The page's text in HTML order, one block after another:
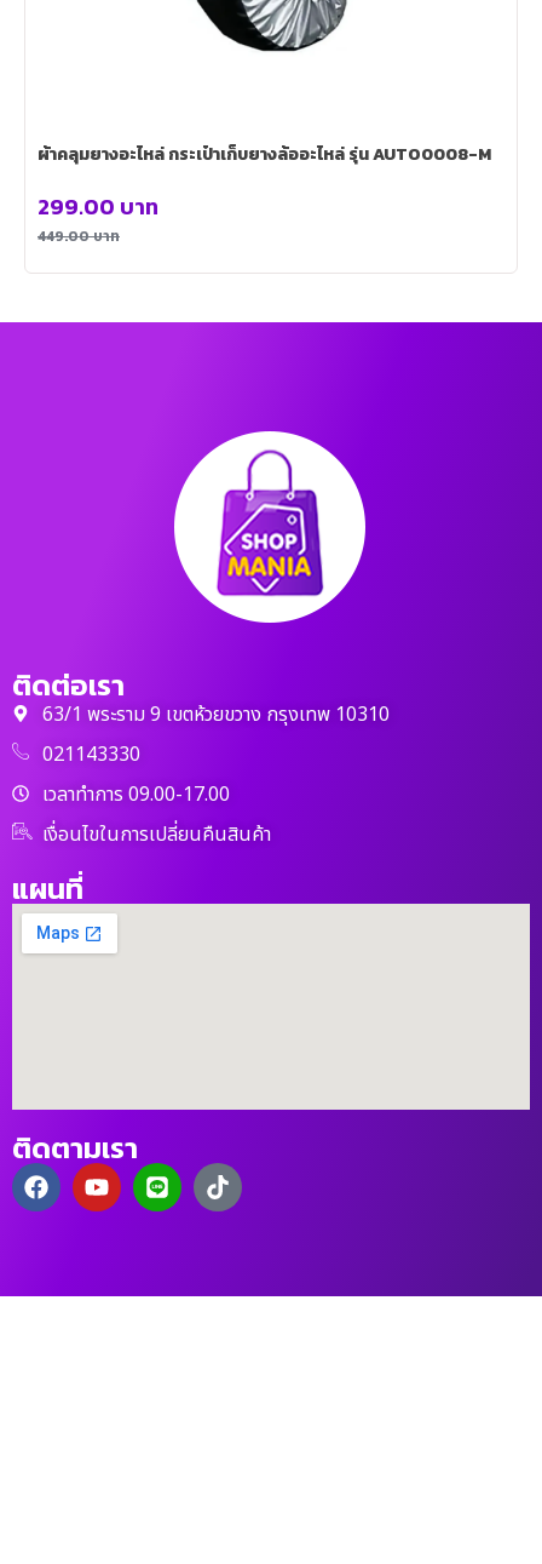
ผ้าคลุมยางอะไหล่ กระเป๋าเก็บยางล้ออะไหล่ รุ่น AUTO0008-M
449.00บาท
299.00 บาท
ติดต่อเรา
63/1 พระราม 9 เขตห้วยขวาง กรุงเทพ 10310
021143330
เวลาทำการ 09.00-17.00
เงื่อนไขในการเปลี่ยนคืนสินค้า
แผนที่
ติดตามเรา